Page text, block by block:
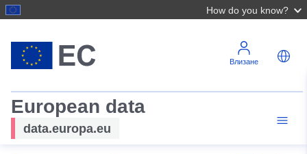
How do you know?
Влизане
European data
data.europa.eu